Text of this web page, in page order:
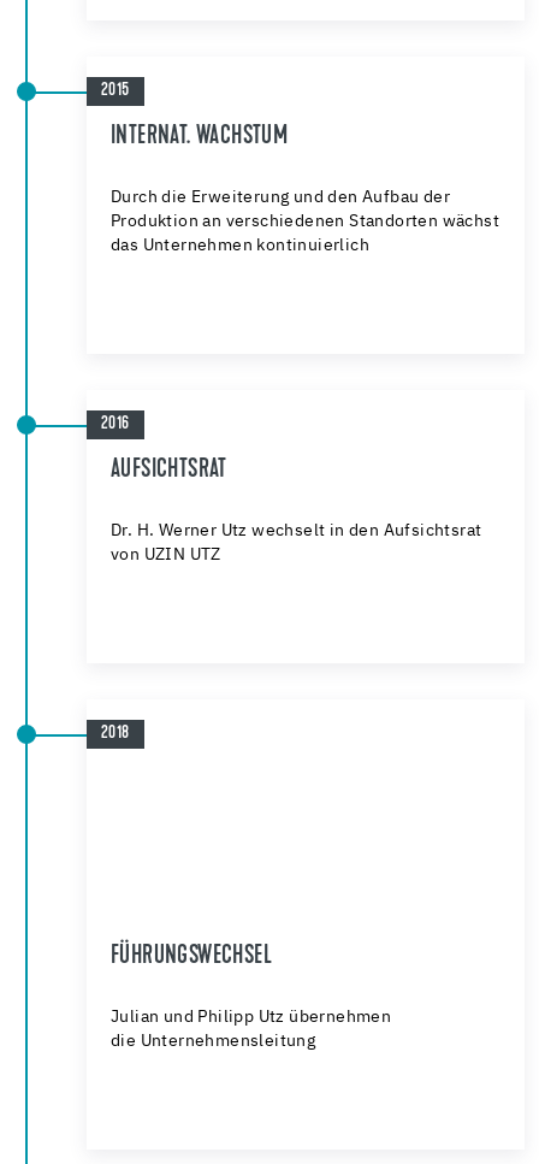
2015
INTERNAT. WACHSTUM
Durch die Erweiterung und den Aufbau der
Produktion an verschiedenen Standorten wächst
das Unternehmen kontinuierlich
2016
AUFSICHTSRAT
Dr. H. Werner Utz wechselt in den Aufsichtsrat
von UZIN UTZ
2018
FÜHRUNGSWECHSEL
Julian und Philipp Utz übernehmen
die Unternehmensleitung